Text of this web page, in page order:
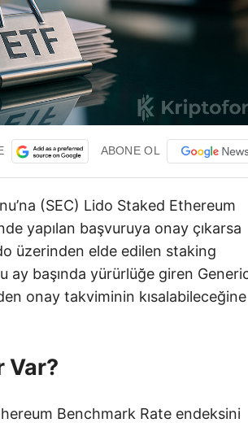
ABONE OL
(SEC) Lido Staked Ethereum
yapılan başvuruya onay çıkarsa
üzerinden elde edilen staking
ay başında yürürlüğe giren
onay takviminin kısalabileceğine
Var?
Benchmark Rate endeksini